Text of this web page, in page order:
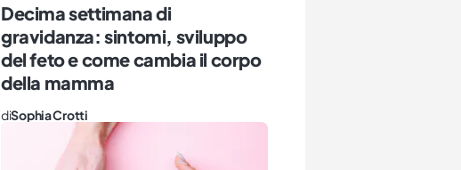
Decima settimana di
gravidanza: sintomi, sviluppo
del feto e come cambia il corpo
della mamma
diSophia Crotti